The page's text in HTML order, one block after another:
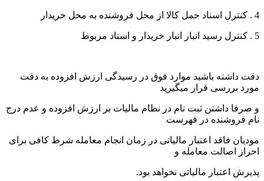
4 . کنترل اسناد حمل کالا از محل فروشنده به محل خریدار
5 . کنترل رسید انبار انبار خریدار و اسناد مربوط
دقت داشته باشید موارد فوق در رسیدگی ارزش افزوده به دقت
مورد بررسی قرار میگیرید
و صرفا داشتن ثبت نام در نظام مالیات بر ارزش افزوده و عدم درج
نام فروشنده در فهرست
مودیان فاقد اعتبار مالیاتی در زمان انجام معامله شرط کافی برای
احراز اصالت معامله و
پذیرش اعتبار مالیاتی نخواهد بود.